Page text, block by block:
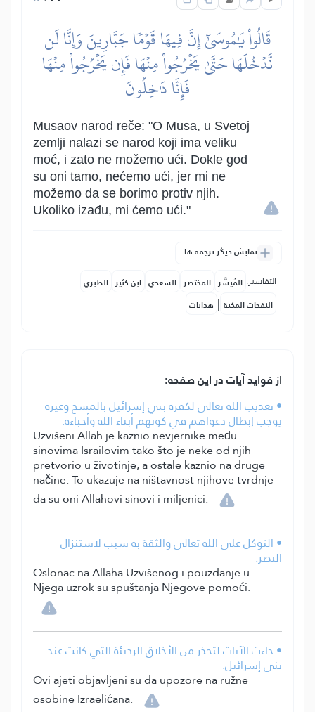
قَالُواْ يَٰمُوسَىٰٓ إِنَّ فِيهَا قَوۡمٗا جَبَّارِينَ وَإِنَّا لَن
نَّدۡخُلَهَا حَتَّىٰ يَخۡرُجُواْ مِنۡهَا فَإِن يَخۡرُجُواْ مِنۡهَا
فَإِنَّا دَٰخِلُونَ
Musaov narod reče: "O Musa, u Svetoj
zemlji nalazi se narod koji ima veliku
moć, i zato ne možemo ući. Dokle god
su oni tamo, nećemo ući, jer mi ne
možemo da se borimo protiv njih.
Ukoliko izađu, mi ćemo ući."
نمایش دیگر ترجمه ها
التفاسير: المُيسَّر المختصر السعدي ابن كثير الطبري
النفحات المكية | هدايات
از فواید آیات در این صفحه:
• تعذيب الله تعالى لكفرة بني إسرائيل بالمسخ وغيره
يوجب إبطال دعواهم في كونهم أبناء الله وأحباءه.
Uzvišeni Allah je kaznio nevjernike među
sinovima Israilovim tako što je neke od njih
pretvorio u životinje, a ostale kaznio na druge
načine. To ukazuje na ništavnost njihove tvrdnje
da su oni Allahovi sinovi i miljenici.
• التوكل على الله تعالى والثقة به سبب لاستنزال
النصر.
Oslonac na Allaha Uzvišenog i pouzdanje u
Njega uzrok su spuštanja Njegove pomoći.
• جاءت الآيات لتحذر من الأخلاق الرديئة التي كانت عند
بني إسرائيل.
Ovi ajeti objavljeni su da upozore na ružne
osobine Izraelićana.